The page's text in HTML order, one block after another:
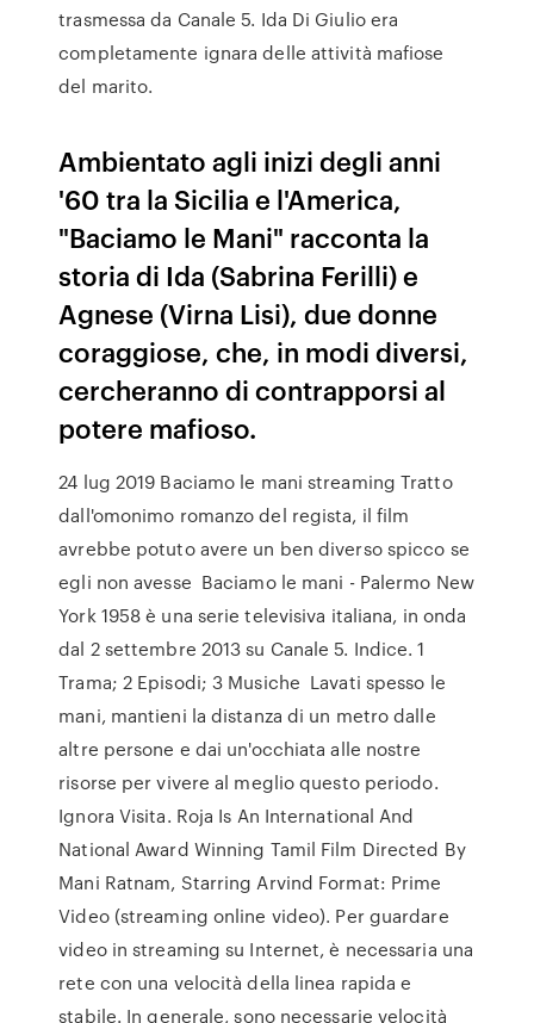
trasmessa da Canale 5. Ida Di Giulio era
completamente ignara delle attività mafiose
del marito.
Ambientato agli inizi degli anni
'60 tra la Sicilia e l'America,
"Baciamo le Mani" racconta la
storia di Ida (Sabrina Ferilli) e
Agnese (Virna Lisi), due donne
coraggiose, che, in modi diversi,
cercheranno di contrapporsi al
potere mafioso.
24 lug 2019 Baciamo le mani streaming Tratto
dall'omonimo romanzo del regista, il film
avrebbe potuto avere un ben diverso spicco se
egli non avesse Baciamo le mani - Palermo New
York 1958 è una serie televisiva italiana, in onda
dal 2 settembre 2013 su Canale 5. Indice. 1
Trama; 2 Episodi; 3 Musiche Lavati spesso le
mani, mantieni la distanza di un metro dalle
altre persone e dai un'occhiata alle nostre
risorse per vivere al meglio questo periodo.
Ignora Visita. Roja Is An International And
National Award Winning Tamil Film Directed By
Mani Ratnam, Starring Arvind Format: Prime
Video (streaming online video). Per guardare
video in streaming su Internet, è necessaria una
rete con una velocità della linea rapida e
stabile. In generale, sono necessarie velocità